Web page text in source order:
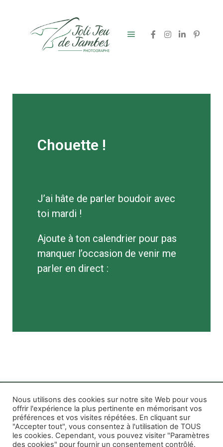
Chouette !
J’ai hâte de parler boudoir avec
toi mardi !
Ajoute à ton calendrier pour pas
manquer l’occasion de venir me
parler en direct :
Rife WordPress Theme|Photographe boudoir et
photo thérapeutique Montréal Lille Avignon
Nous utilisons des cookies sur notre site Web pour vous
offrir l'expérience la plus pertinente en mémorisant vos
préférences et vos visites répétées. En cliquant sur
"Accepter tout", vous consentez à l'utilisation de TOUS
les cookies. Cependant, vous pouvez visiter "Paramètres
des cookies" pour fournir un consentement contrôlé.